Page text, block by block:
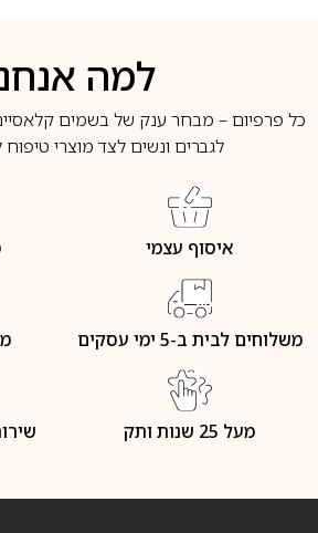
למה
כל פרפיום – מבחר ענק של בשמים
לגברים ונשים לצד מוצרי טיפוח
איסוף עצמי
משלוחים לבית ב-5 ימי עסקים
מעל 25 שנות ותק